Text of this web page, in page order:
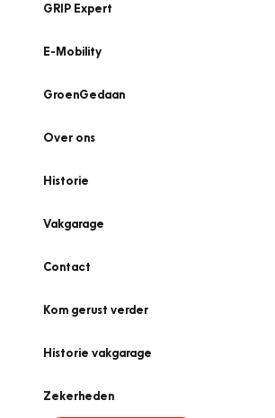
GRIP Expert
E-Mobility
GroenGedaan
Over ons
Historie
Vakgarage
Contact
Kom gerust verder
Historie vakgarage
Zekerheden